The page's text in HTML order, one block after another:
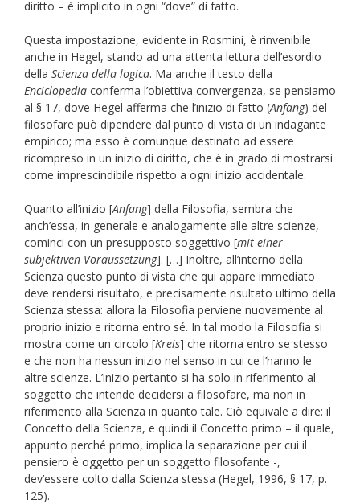
diritto – è implicito in ogni “dove” di fatto.
Questa impostazione, evidente in Rosmini, è rinvenibile
anche in Hegel, stando ad una attenta lettura dell’esordio
della Scienza della logica. Ma anche il testo della
Enciclopedia conferma l’obiettiva convergenza, se pensiamo
al § 17, dove Hegel afferma che l’inizio di fatto (Anfang) del
filosofare può dipendere dal punto di vista di un indagante
empirico; ma esso è comunque destinato ad essere
ricompreso in un inizio di diritto, che è in grado di mostrarsi
come imprescindibile rispetto a ogni inizio accidentale.
Quanto all’inizio [Anfang] della Filosofia, sembra che
anch’essa, in generale e analogamente alle altre scienze,
cominci con un presupposto soggettivo [mit einer
subjektiven Voraussetzung]. […] Inoltre, all’interno della
Scienza questo punto di vista che qui appare immediato
deve rendersi risultato, e precisamente risultato ultimo della
Scienza stessa: allora la Filosofia perviene nuovamente al
proprio inizio e ritorna entro sé. In tal modo la Filosofia si
mostra come un circolo [Kreis] che ritorna entro se stesso
e che non ha nessun inizio nel senso in cui ce l’hanno le
altre scienze. L’inizio pertanto si ha solo in riferimento al
soggetto che intende decidersi a filosofare, ma non in
riferimento alla Scienza in quanto tale. Ciò equivale a dire: il
Concetto della Scienza, e quindi il Concetto primo – il quale,
appunto perché primo, implica la separazione per cui il
pensiero è oggetto per un soggetto filosofante -,
dev’essere colto dalla Scienza stessa (Hegel, 1996, § 17, p.
125).